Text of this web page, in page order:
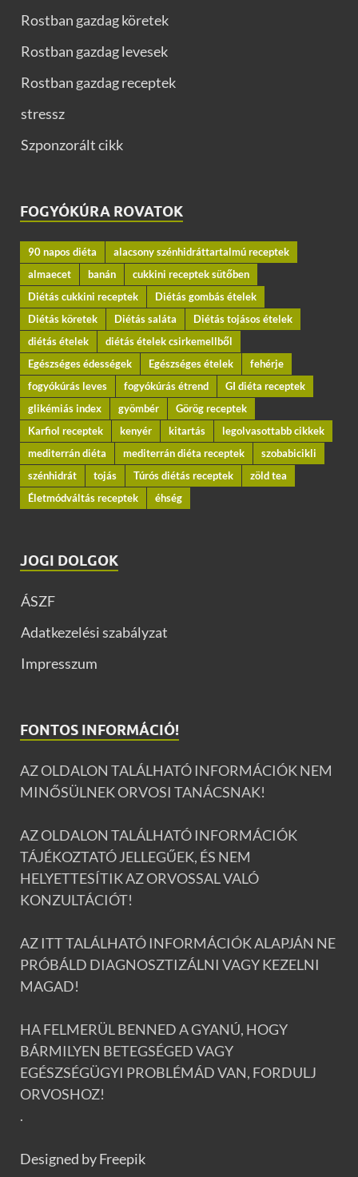
Rostban gazdag köretek
Rostban gazdag levesek
Rostban gazdag receptek
stressz
Szponzorált cikk
FOGYÓKÚRA ROVATOK
90 napos diéta
alacsony szénhidráttartalmú receptek
almaecet
banán
cukkini receptek sütőben
Diétás cukkini receptek
Diétás gombás ételek
Diétás köretek
Diétás saláta
Diétás tojásos ételek
diétás ételek
diétás ételek csirkemellből
Egészséges édességek
Egészséges ételek
fehérje
fogyókúrás leves
fogyókúrás étrend
GI diéta receptek
glikémiás index
gyömbér
Görög receptek
Karfiol receptek
kenyér kitartás
legolvasottabb cikkek
mediterrán diéta
mediterrán diéta receptek
szobabicikli
szénhidrát
tojás Túrós diétás receptek
zöld tea
Életmódváltás receptek
éhség
JOGI DOLGOK
ÁSZF
Adatkezelési szabályzat
Impresszum
FONTOS INFORMÁCIÓ!
AZ OLDALON TALÁLHATÓ INFORMÁCIÓK NEM
MINŐSÜLNEK ORVOSI TANÁCSNAK!
AZ OLDALON TALÁLHATÓ INFORMÁCIÓK
TÁJÉKOZTATÓ JELLEGŰEK, ÉS NEM
HELYETTESÍTIK AZ ORVOSSAL VALÓ
KONZULTÁCIÓT!
AZ ITT TALÁLHATÓ INFORMÁCIÓK ALAPJÁN NE
PRÓBÁLD DIAGNOSZTIZÁLNI VAGY KEZELNI
MAGAD!
HA FELMERÜL BENNED A GYANÚ, HOGY
BÁRMILYEN BETEGSÉGED VAGY
EGÉSZSÉGÜGYI PROBLÉMÁD VAN, FORDULJ
ORVOSHOZ!
.
Designed by Freepik